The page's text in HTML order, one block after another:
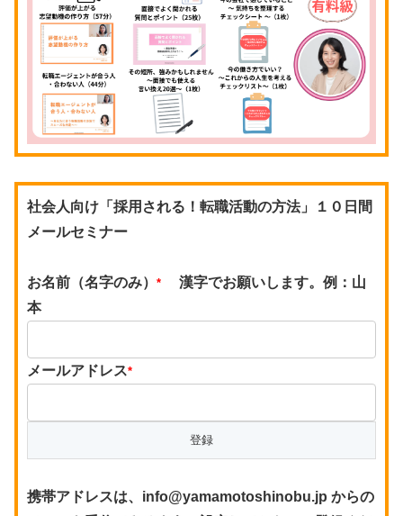
社会人向け「採用される！転職活動の方法」１０日間
メールセミナー
お名前（名字のみ） *
漢字でお願いします。例：山
本
メールアドレス*
携帯アドレスは、info@yamamotoshinobu.jp からの